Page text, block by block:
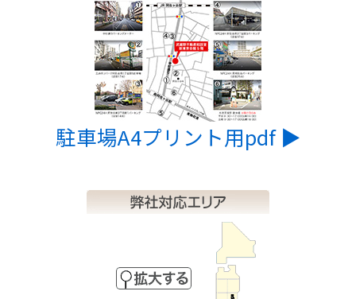
駐車場A4プリント用pdf ▶︎